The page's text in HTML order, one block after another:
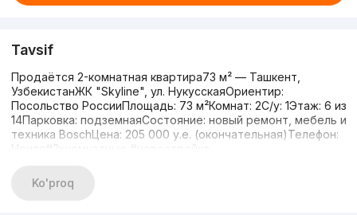
Tavsif
Продаётся 2-комнатная квартира73 м² — Ташкент,
УзбекистанЖК "Skyline", ул. НукусскаяОриентир:
Посольство РоссииПлощадь: 73 м²Комнат: 2С/у: 1Этаж: 6 из
14Парковка: подземнаяСостояние: новый ремонт, мебель и
техника BoschЦена: 205 000 у.е. (окончательная)Телефон:
Ноиля#2хкомнатные #новостройка
Ko'proq